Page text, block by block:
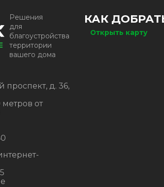
- 2 322.88RUB
Решения
для
благоустройства
территории
вашего дома
д. 36,
от
КАК
Открыть карту